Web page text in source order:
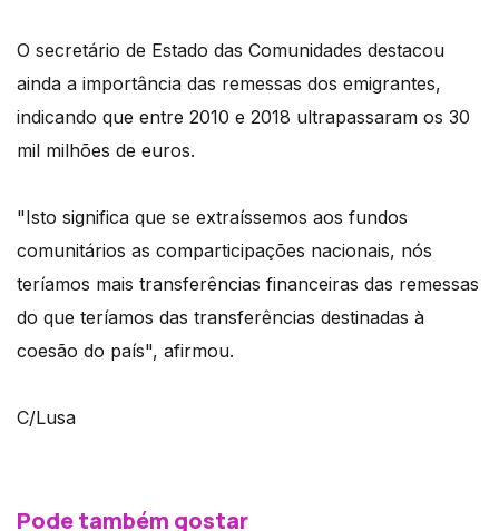
O secretário de Estado das Comunidades destacou
ainda a importância das remessas dos emigrantes,
indicando que entre 2010 e 2018 ultrapassaram os 30
mil milhões de euros.
"Isto significa que se extraíssemos aos fundos
comunitários as comparticipações nacionais, nós
teríamos mais transferências financeiras das remessas
do que teríamos das transferências destinadas à
coesão do país", afirmou.
C/Lusa
Pode também gostar